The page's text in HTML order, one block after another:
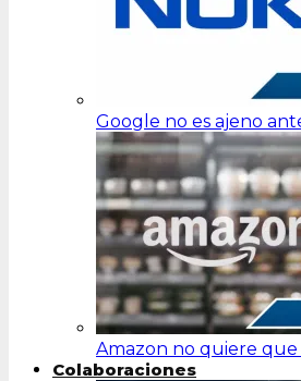
Google no es ajeno
Amazon no quiere que
Colaboraciones